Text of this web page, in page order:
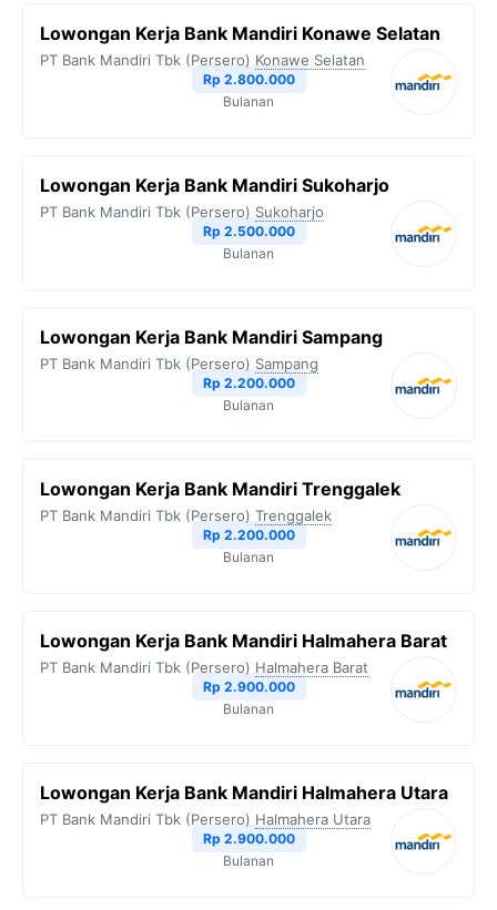
Lowongan Kerja Bank Mandiri Konawe Selatan
PT Bank Mandiri Tbk (Persero) Konawe Selatan
Rp 2.800.000
Bulanan
Lowongan Kerja Bank Mandiri Sukoharjo
PT Bank Mandiri Tbk (Persero) Sukoharjo
Rp 2.500.000
Bulanan
Lowongan Kerja Bank Mandiri Sampang
PT Bank Mandiri Tbk (Persero) Sampang
Rp 2.200.000
Bulanan
Lowongan Kerja Bank Mandiri Trenggalek
PT Bank Mandiri Tbk (Persero) Trenggalek
Rp 2.200.000
Bulanan
Lowongan Kerja Bank Mandiri Halmahera Barat
PT Bank Mandiri Tbk (Persero) Halmahera Barat
Rp 2.900.000
Bulanan
Lowongan Kerja Bank Mandiri Halmahera Utara
PT Bank Mandiri Tbk (Persero) Halmahera Utara
Rp 2.900.000
Bulanan